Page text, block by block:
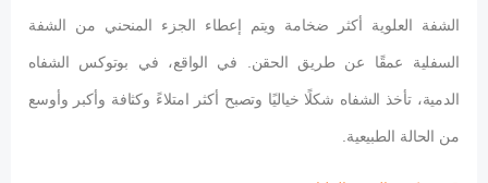
الشفة العلوية أكثر ضخامة ويتم إعطاء الجزء المنحني من الشفة
السفلية عمقًا عن طريق الحقن. في الواقع، في بوتوكس الشفاه
الدمية، تأخذ الشفاه شكلًا خياليًا وتصبح أكثر امتلاءً وكثافة وأكبر وأوسع
من الحالة الطبيعية.